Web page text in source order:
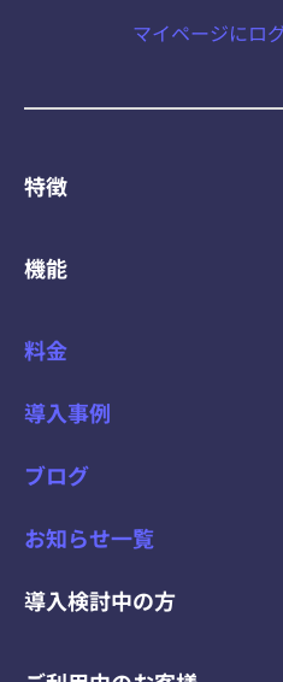
マイページにロ
特徴
機能
料金
導入事例
ブログ
お知らせ一覧
導入検討中の方